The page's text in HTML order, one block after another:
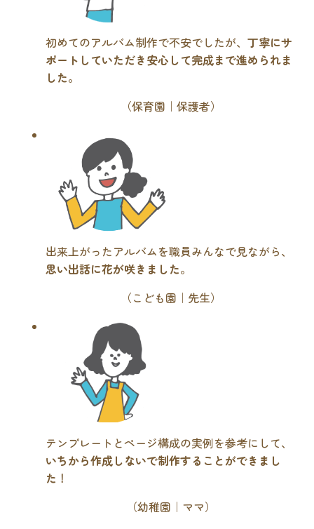
初めてのアルバム制作で不安でしたが、丁寧にサ
ポートしていただき安心して完成まで進められま
した。
（保育園｜保護者）
出来上がったアルバムを職員みんなで見ながら、
思い出話に花が咲きました。
（こども園｜先生）
テンプレートとページ構成の実例を参考にして、
いちから作成しないで制作することができまし
た ！
（幼稚園｜ママ）